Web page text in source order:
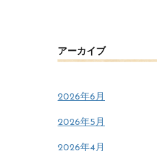
アーカイブ
2026年6月
2026年5月
2026年4月